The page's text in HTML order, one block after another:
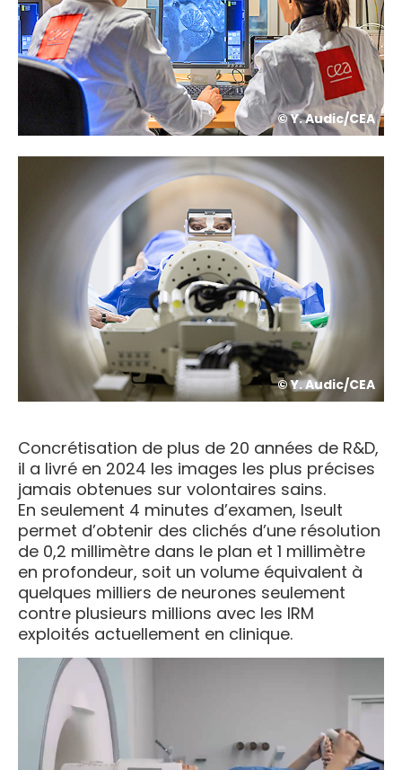
© Y. Audic/CEA
© Y. Audic/CEA
Concrétisation de plus de 20 années de R&D,
il a livré en 2024 les images les plus précises
jamais obtenues sur volontaires sains.
En seulement 4 minutes d’examen, Iseult
permet d’obtenir des clichés d’une résolution
de 0,2 millimètre dans le plan et 1 millimètre
en profondeur, soit un volume équivalent à
quelques milliers de neurones seulement
contre plusieurs millions avec les IRM
exploités actuellement en clinique.